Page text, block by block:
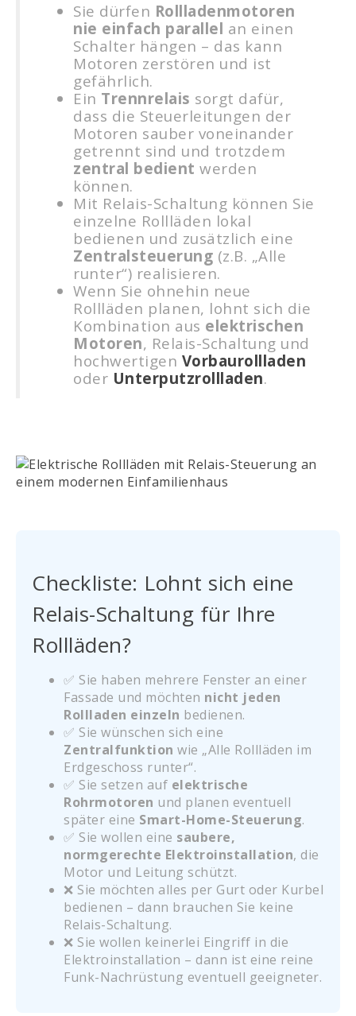
Sie dürfen Rollladenmotoren
nie einfach parallel an einen
Schalter hängen – das kann
Motoren zerstören und ist
gefährlich.
Ein Trennrelais sorgt dafür,
dass die Steuerleitungen der
Motoren sauber voneinander
getrennt sind und trotzdem
zentral bedient werden
können.
Mit Relais-Schaltung können Sie
einzelne Rollläden lokal
bedienen und zusätzlich eine
Zentralsteuerung (z.B. „Alle
runter“) realisieren.
Wenn Sie ohnehin neue
Rollläden planen, lohnt sich die
Kombination aus elektrischen
Motoren, Relais-Schaltung und
hochwertigen Vorbaurollladen
oder Unterputzrollladen.
Checkliste: Lohnt sich eine
Relais-Schaltung für Ihre
Rollläden?
✅ Sie haben mehrere Fenster an einer
Fassade und möchten nicht jeden
Rollladen einzeln bedienen.
✅ Sie wünschen sich eine
Zentralfunktion wie „Alle Rollläden im
Erdgeschoss runter“.
✅ Sie setzen auf elektrische
Rohrmotoren und planen eventuell
später eine Smart-Home-Steuerung.
✅ Sie wollen eine saubere,
normgerechte Elektroinstallation, die
Motor und Leitung schützt.
❌ Sie möchten alles per Gurt oder Kurbel
bedienen – dann brauchen Sie keine
Relais-Schaltung.
❌ Sie wollen keinerlei Eingriff in die
Elektroinstallation – dann ist eine reine
Funk-Nachrüstung eventuell geeigneter.